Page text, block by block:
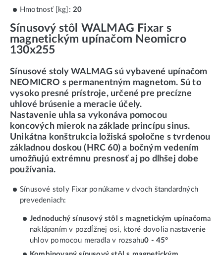
Hmotnosť [kg]: 20
Sínusový stôl WALMAG Fixar s
magnetickým upínačom Neomicro
130x255
Sínusové stoly WALMAG sú vybavené upínačom
NEOMICRO s permanentným magnetom. Sú to
vysoko presné prístroje, určené pre precízne
uhlové brúsenie a meracie účely.
Nastavenie uhla sa vykonáva pomocou
koncových mierok na základe princípu sinus.
Unikátna konštrukcia ložiská spoločne s tvrdenou
základnou doskou (HRC 60) a bočným vedením
umožňujú extrémnu presnosť aj po dlhšej dobe
používania.
Sínusové stoly Fixar ponúkame v dvoch štandardných
prevedeniach:
Jednoduchý sínusový stôl s magnetickým upínačoma
naklápaním v pozdĺžnej osi, ktoré dovolia nastavenie
uhlov pomocou meradla v rozsahu0 - 45°